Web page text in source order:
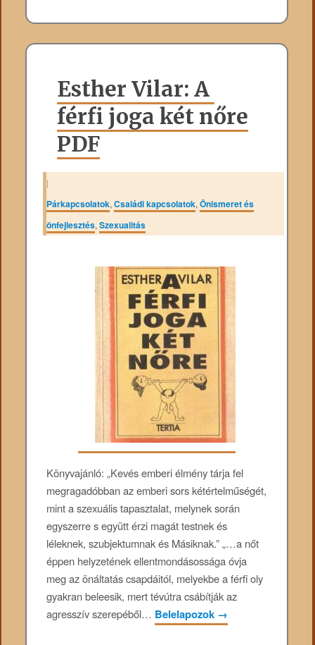
Esther Vilar: A ​
férfi joga két nőre
PDF
|
Párkapcsolatok,Családi kapcsolatok,Önismeret és
önfejlesztés,Szexualitás
Könyvajánló: „Kevés ​​emberi élmény tárja fel
megragadóbban az emberi sors kétértelműségét,
mint a szexuális tapasztalat, melynek során
egyszerre s együtt érzi magát testnek és
léleknek, szubjektumnak és Másiknak.” „…a nőt
éppen helyzetének ellentmondásossága óvja
meg az önáltatás csapdáitól, melyekbe a férfi oly
gyakran beleesik, mert tévútra csábítják az
agresszív szerepéből… Belelapozok →